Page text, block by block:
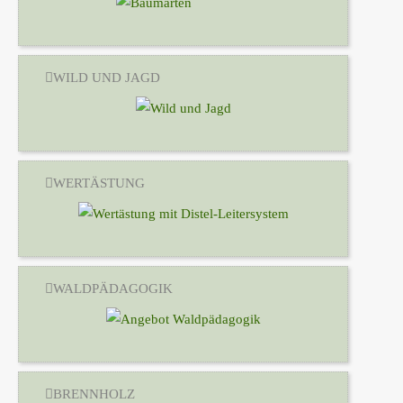
WILD UND JAGD
WERTÄSTUNG
WALDPÄDAGOGIK
BRENNHOLZ